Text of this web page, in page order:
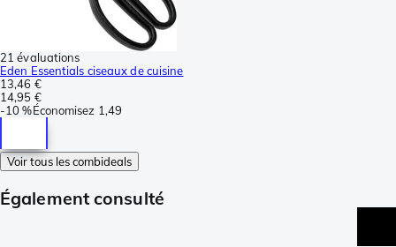
21 évaluations
Eden Essentials ciseaux de cuisine
13,46 €
14,95 €
-10 %Économisez 1,49
Voir tous les combideals
Également consulté